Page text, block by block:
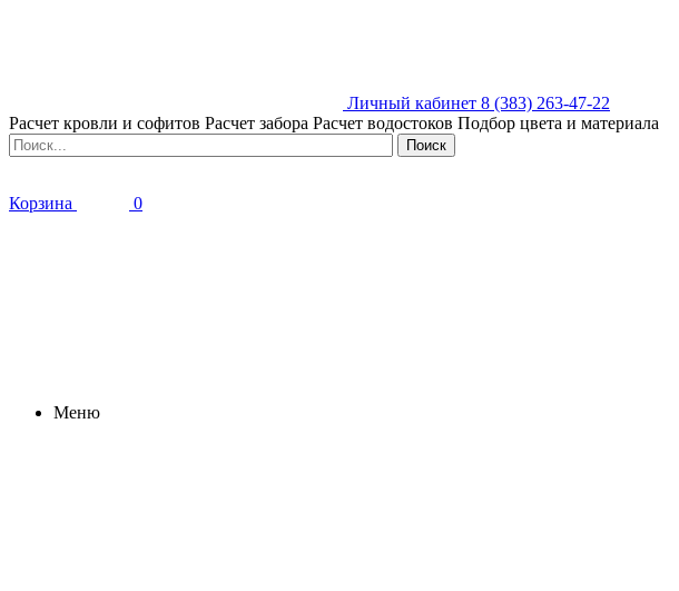
Личный кабинет 8 (383) 263-47-22
Расчет кровли и софитов Расчет забора Расчет водостоков Подбор цвета и материала
Корзина 0
Меню